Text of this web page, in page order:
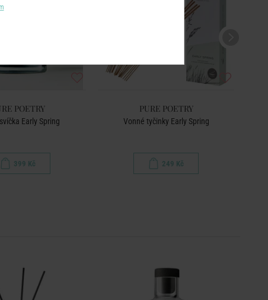
POETRY
Early Spring
399 Kč
PURE POETRY
Vonné tyčinky Early Spring
249 Kč